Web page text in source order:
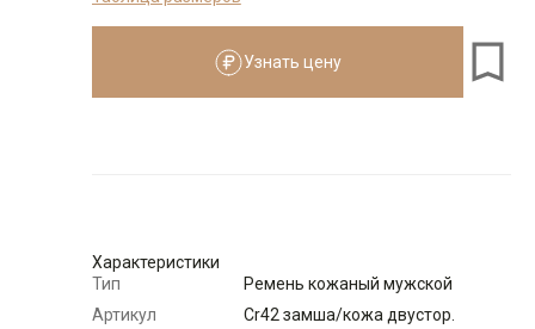
Узнать цену
Характеристики
Тип
Ремень кожаный мужской
Артикул
Cr42 замша/кожа двустор.